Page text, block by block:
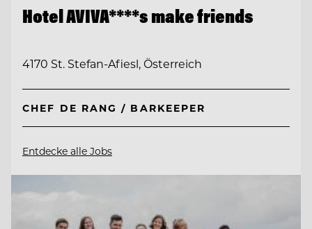
Hotel AVIVA****s make friends
4170 St. Stefan-Afiesl, Österreich
CHEF DE RANG / BARKEEPER
Entdecke alle Jobs